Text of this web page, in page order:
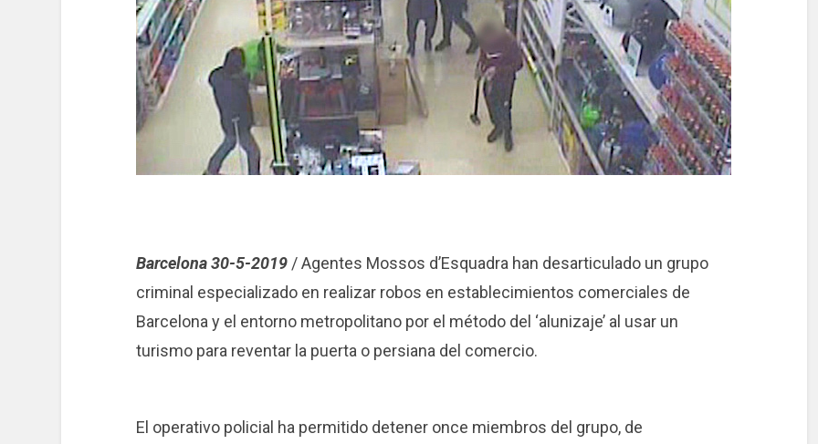
Barcelona 30-5-2019/ Agentes Mossos d’Esquadra han desarticulado un grupo
criminal especializado en realizar robos en establecimientos comerciales de
Barcelona y el entorno metropolitano por el método del ‘alunizaje’ al usar un
turismo para reventar la puerta o persiana del comercio.
El operativo policial ha permitido detener once miembros del grupo, de